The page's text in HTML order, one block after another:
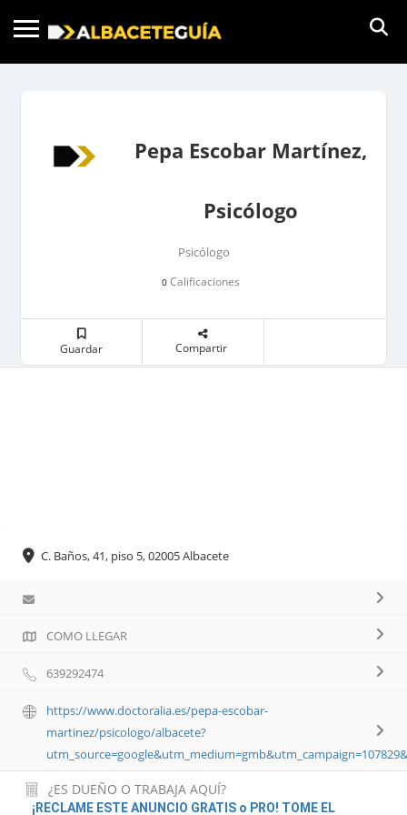
Pepa Escobar Martínez,
Psicólogo
Psicólogo
0 Calificaciones
Guardar Compartir
C. Baños, 41, piso 5, 02005 Albacete
COMO LLEGAR
639292474
https://www.doctoralia.es/pepa-escobar-
martinez/psicologo/albacete?
¿ES DUEÑO O TRABAJA AQUÍ?
¡RECLAME ESTE ANUNCIO GRATIS o PRO! TOME EL